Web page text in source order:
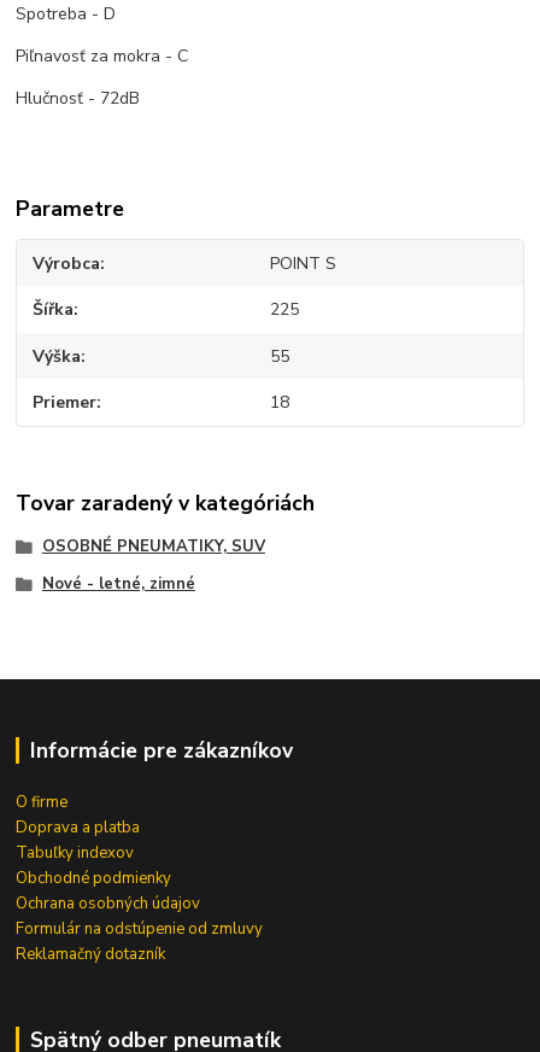
Spotreba - D
Piľnavosť za mokra - C
Hlučnosť - 72dB
Parametre
Výrobca POINT S
Šířka 225
Výška 55
Priemer 18
Tovar zaradený v kategóriách
OSOBNÉ PNEUMATIKY, SUV
Nové - letné, zimné
Informácie pre zákazníkov
O firme
Doprava a platba
Tabuľky indexov
Obchodné podmienky
Ochrana osobných údajov
Formulár na odstúpenie od zmluvy
Reklamačný dotazník
Spätný odber pneumatík